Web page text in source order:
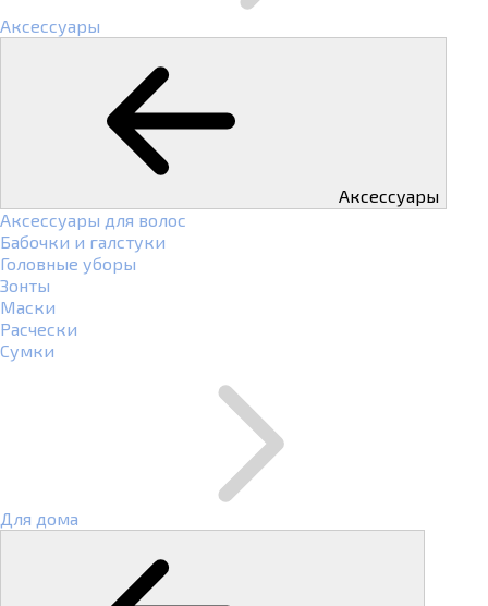
Аксессуары
Аксессуары
Аксессуары для волос
Бабочки и галстуки
Головные уборы
Зонты
Маски
Расчески
Сумки
Для дома